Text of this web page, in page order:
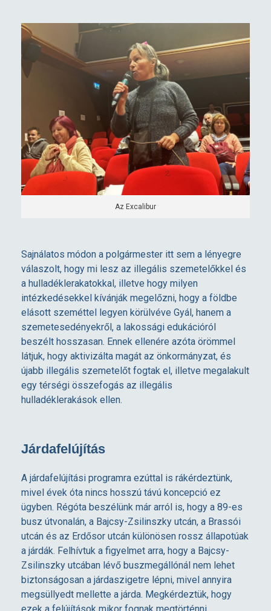
Az Excalibur
Sajnálatos módon a polgármester itt sem a lényegre
válaszolt, hogy mi lesz az illegális szemetelőkkel és
a hulladéklerakatokkal, illetve hogy milyen
intézkedésekkel kívánják megelőzni, hogy a földbe
elásott szeméttel legyen körülvéve Gyál, hanem a
szemetesedényekről, a lakossági edukációról
beszélt hosszasan. Ennek ellenére azóta örömmel
látjuk, hogy aktivizálta magát az önkormányzat, és
újabb illegális szemetelőt fogtak el, illetve megalakult
egy térségi összefogás az illegális
hulladéklerakások ellen.
Járdafelújítás
A járdafelújítási programra ezúttal is rákérdeztünk,
mivel évek óta nincs hosszú távú koncepció ez
ügyben. Régóta beszélünk már arról is, hogy a 89-es
busz útvonalán, a Bajcsy-Zsilinszky utcán, a Brassói
utcán és az Erdősor utcán különösen rossz állapotúak
a járdák. Felhívtuk a figyelmet arra, hogy a Bajcsy-
Zsilinszky utcában lévő buszmegállónál nem lehet
biztonságosan a járdaszigetre lépni, mivel annyira
megsüllyedt mellette a járda. Megkérdeztük, hogy